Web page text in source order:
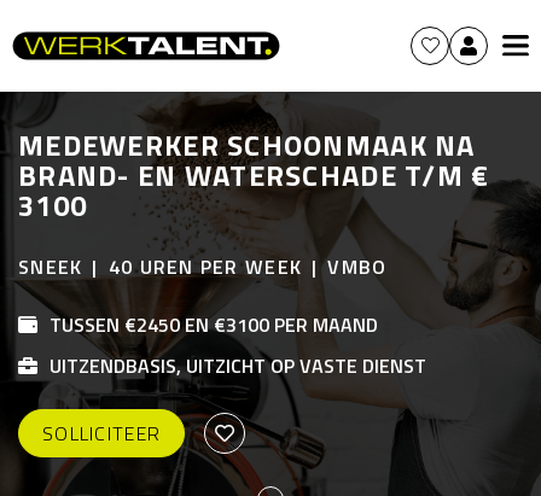
MEDEWERKER SCHOONMAAK NA
BRAND- EN WATERSCHADE T/M €
3100
SNEEK 40 UREN PER WEEK
VMBO
TUSSEN €2450 EN €3100 PER MAAND
UITZENDBASIS, UITZICHT OP VASTE DIENST
SOLLICITEER